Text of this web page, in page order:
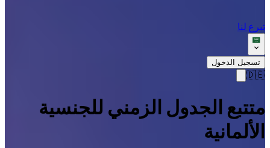
تبرع لنا
تسجيل الدخول
🇩🇪
متتبع الجدول الزمني للجنسية
الألمانية